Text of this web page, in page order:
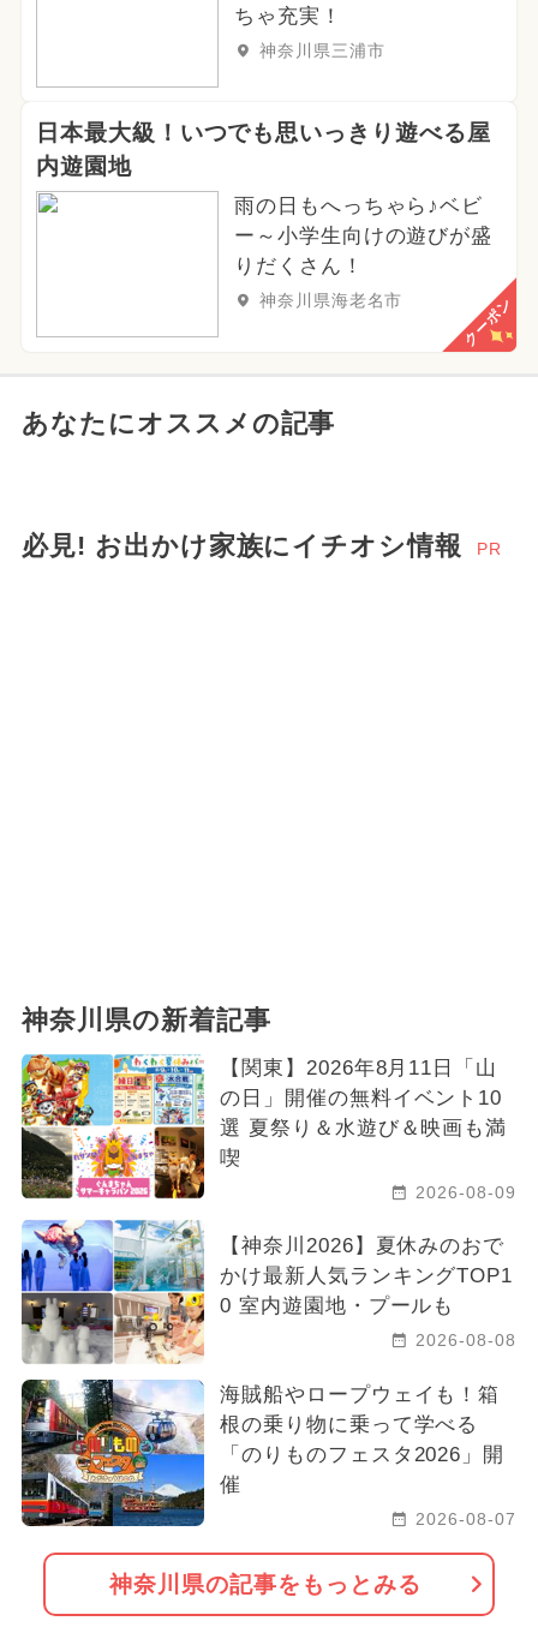
ちゃ充実！
神奈川県三浦市
日本最大級！いつでも思いっきり遊べる屋
内遊園地
雨の日もへっちゃら♪ベビ
ー～小学生向けの遊びが盛
りだくさん！
神奈川県海老名市 クーポン
あなたにオススメの記事
必見! お出かけ家族にイチオシ情報 PR
神奈川県の新着記事
【関東】2026年8月11日「山
の日」開催の無料イベント10
選 夏祭り＆水遊び＆映画も満
喫
2026-08-09
【神奈川2026】夏休みのおで
かけ最新人気ランキングTOP1
0 室内遊園地・プールも
2026-08-08
海賊船やロープウェイも！箱
根の乗り物に乗って学べる
「のりものフェスタ2026」開
催
2026-08-07
神奈川県の記事をもっとみる